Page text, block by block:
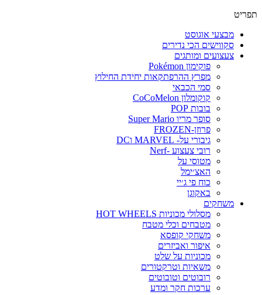
מבצעי אוגוסט
סקווישים הכי נדירים
צעצועים ומותגים
פוקימון Pokémon
מפרץ ההרפתקאות יחידת החילוץ
סמי הכבאי
קוקומלון CoCoMelon
בובות POP
סופר מריו Super Mario
פרוזן-FROZEN
גיבורי על- MARVEL וDC
רובי צעצוע -Nerf
מטוסי על
האצ׳ימל
כוח פי ג׳יי
באקוגן
משחקים
מסלולי מכוניות HOT WHEELS
מטבחים וכלי מטבח
משחקי קופסא
איפור ואביזרים
מכוניות על שלט
משאיות וטרקטורים
רובוטים וטובוטים
ערכות חקר ומדע